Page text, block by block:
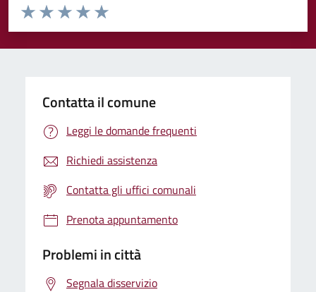
Valuta da 1 a 5 stelle la pagina
Valuta 5 stelle su 5
Valuta 4 stelle su 5
Valuta 3 stelle su 5
Valuta 2 stelle su 5
Valuta 1 stelle su 5
Contatta il comune
Leggi le domande frequenti
Richiedi assistenza
Contatta gli uffici comunali
Prenota appuntamento
Problemi in città
Segnala disservizio